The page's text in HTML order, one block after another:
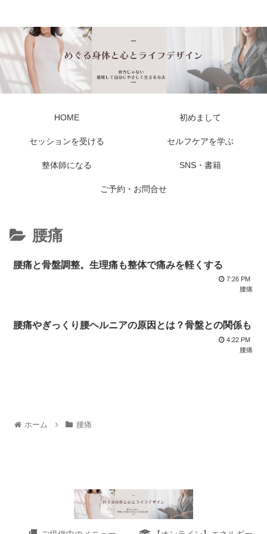
HOME 初めまして
セッションを受ける セルフケアを学ぶ
整体師になる SNS・書籍
ご予約・お問合せ
腰痛
腰痛と骨盤調整。生理痛も整体で痛みを軽くする
7:26 PM
腰痛
腰痛やぎっくり腰ヘルニアの原因とは？骨盤との関係も
4:22 PM
腰痛
ホーム 腰痛